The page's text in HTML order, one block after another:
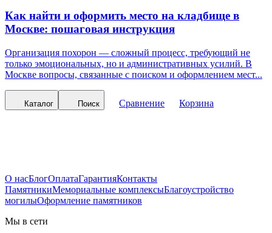
Как найти и оформить место на кладбище в
Москве: пошаговая инструкция
Организация похорон — сложный процесс, требующий не
только эмоциональных, но и административных усилий. В
Москве вопросы, связанные с поиском и оформлением мест...
Каталог Поиск Сравнение Корзина
О насБлогОплатаГарантияКонтакты
ПамятникиМемориальные комплексыБлагоустройство
могилыОформление памятников
Мы в сети